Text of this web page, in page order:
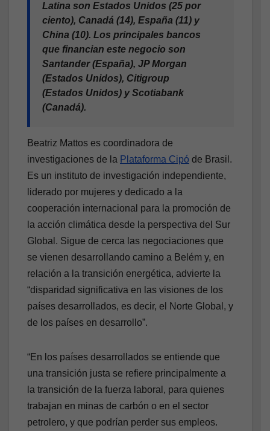
Latina son Estados Unidos (25 por
ciento), Canadá (14), España (11) y
China (10). Los principales bancos
que financian este negocio son
Santander (España), JP Morgan
(Estados Unidos), Citigroup
(Estados Unidos) y Scotiabank
(Canadá).
Beatriz Mattos es coordinadora de
investigaciones de la Plataforma Cipó de Brasil.
Es un instituto de investigación independiente,
liderado por mujeres y dedicado a la
cooperación internacional para la promoción de
la acción climática desde la perspectiva del Sur
Global. Sigue de cerca las negociaciones que
se vienen desarrollando camino a Belém y, en
relación a la transición energética, advierte la
“disparidad significativa en las visiones de los
países desarrollados, es decir, el Norte Global, y
de los países en desarrollo”.
“En los países desarrollados se entiende que
una transición justa se refiere principalmente a
la transición de la fuerza laboral, para quienes
trabajan en minas de carbón o en el sector
petrolero, y que podrían perder sus empleos.